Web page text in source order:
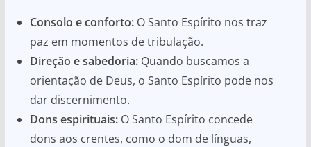
Consolo e conforto:O Santo Espírito nos traz
paz em momentos de tribulação.
Direção e sabedoria:Quando buscamos a
orientação de Deus, o Santo Espírito pode nos
dar discernimento.
Dons espirituais:O Santo Espírito concede
dons aos crentes, como o dom de línguas,